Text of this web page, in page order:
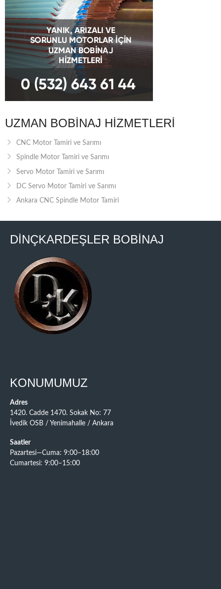
UZMAN BOBINAJ HIZMETLERI
CNC Motor Tamiri ve Sarımı
Spindle Motor Tamiri ve Sarımı
Servo Motor Tamiri ve Sarımı
DC Servo Motor Tamiri ve Sarımı
Ankara CNC Spindle Motor Tamiri
DİNÇKARDEŞLER BOBİNAJ
KONUMUMUZ
Adres
1420. Cadde 1470. Sokak No: 77
İvedik OSB / Yenimahalle / Ankara
Saatler
Pazartesi—Cuma: 9:00–18:00
Cumartesi: 9:00–15:00